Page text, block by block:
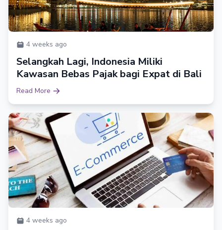
4 weeks ago
Selangkah Lagi, Indonesia Miliki
Kawasan Bebas Pajak bagi Expat di Bali
Read More
4 weeks ago